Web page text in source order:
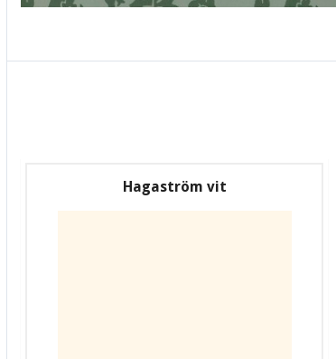
Hagaström vit